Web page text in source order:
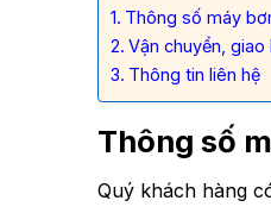
Thông số máy
Vận chuyển,
Thông tin liên hệ
Thông số
Quý khách hàng